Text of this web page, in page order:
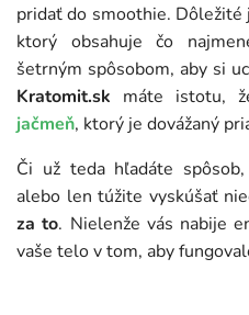
pridať do smoothie. Dôležité
ktorý obsahuje čo
šetrným spôsobom, aby si
Kratomit.sk máte istotu,
jačmeň, ktorý je dovážaný
Či už teda hľadáte
alebo len túžite vyskúšať
za to. Nielenže vás nabije
vaše telo v tom, aby